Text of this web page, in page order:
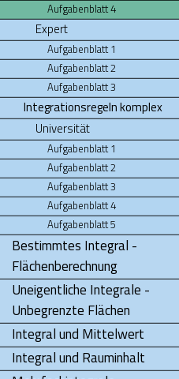
Aufgabenblatt 4
Expert
Aufgabenblatt 1
Aufgabenblatt 2
Aufgabenblatt 3
Integrationsregeln komplex
Universität
Aufgabenblatt 1
Aufgabenblatt 2
Aufgabenblatt 3
Aufgabenblatt 4
Aufgabenblatt 5
Bestimmtes Integral -
Flächenberechnung
Uneigentliche Integrale -
Unbegrenzte Flächen
Integral und Mittelwert
Integral und Rauminhalt